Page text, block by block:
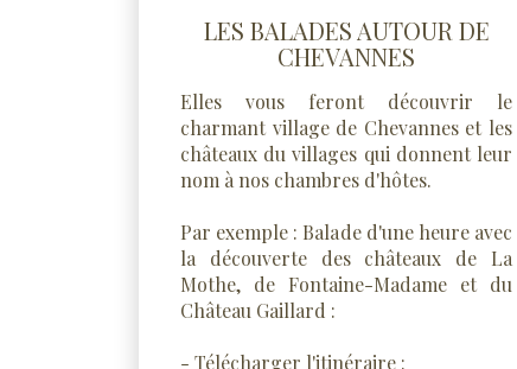
LES BALADES AUTOUR DE
CHEVANNES
Elles vous feront découvrir le
charmant village de Chevannes et les
châteaux du villages qui donnent leur
nom à nos chambres d'hôtes.
Par exemple : Balade d'une heure avec
la découverte des châteaux de La
Mothe, de Fontaine-Madame et du
Château Gaillard :
- Télécharger l'itinéraire :